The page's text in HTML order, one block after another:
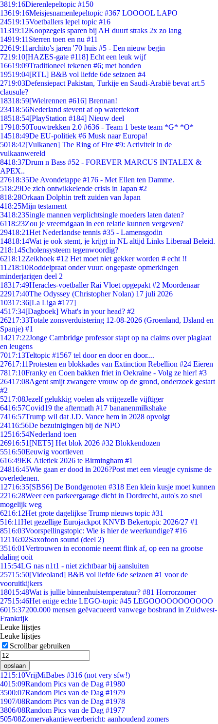
3819:16Dierenlepeltopic #150
13619:16Meisjesnamenlepeltopic #367 LOOOOL LAPO
24519:15Voetballers lepel topic #16
11319:12Koopzegels sparen bij AH duurt straks 2x zo lang
14919:11 Sterren toen en nu #11
22619:11archito's jaren '70 huis #5 - Een nieuw begin
7219:10[HAZES-gate #118] Echt een leuk wijf
16619:09Traditioneel tekenen #6; met honden
19519:04[RTL] B&B vol liefde 6de seizoen #4
2719:03Defensiepact Pakistan, Turkije en Saudi-Arabië bevat art.5
clausule?
18318:59[Wielrennen #616] Brennan!
23418:56Nederland stevent af op watertekort
18518:54[PlayStation #184] Nieuw deel
17918:50Touwtrekken 2.0 #636 - Team 1 beste team *G* *O*
14518:49De EU-politiek #6 Musk naar Europa!
5018:42[Vulkanen] The Ring of Fire #9: Activiteit in de
vulkaanwereld
8418:37Drum n Bass #52 - FOREVER MARCUS INTALEX &
APEX..
27618:35De Avondetappe #176 - Met Ellen ten Damme.
518:29De zich ontwikkelende crisis in Japan #2
818:28Orkaan Dolphin treft zuiden van Japan
418:25Mijn testament
3418:23Single mannen verplichtsingle moeders laten daten?
6118:23Zou je vreemdgaan in een relatie kunnen vergeven?
29418:21Het Nederlandse tennis #35 - Lamensgodin
14818:14Wat je ook stemt, je krijgt in NL altijd Links Liberaal Beleid.
218:14Scholensysteem tegenwoordig?
6218:12Zeikhoek #12 Het moet niet gekker worden # echt !!
11218:10Roddelpraat onder vuur: ongepaste opmerkingen
minderjarigen deel 2
18317:49Heracles-voetballer Rai Vloet opgepakt #2 Moordenaar
22917:40The Odyssey (Christopher Nolan) 17 juli 2026
10317:36[La Liga #177]
4517:34[Dagboek] What's in your head? #2
26217:33Totale zonsverduistering 12-08-2026 (Groenland, IJsland en
Spanje) #1
14217:22Jonge Cambridge professor stapt op na claims over plagiaat
en leugens
7017:13Teltopic #1567 tel door en door en door....
27617:11Protesten en blokkades van Extinction Rebellion #24 Eieren
7817:10Franky en Coen bakken friet in Oekraïne - Volg ze hier! #3
26417:08Agent smijt zwangere vrouw op de grond, onderzoek gestart
#2
5217:08Jezelf gelukkig voelen als vrijgezelle vijftiger
6416:57Covid19 the aftermath #17 bananenmilkshake
7416:57Trump wil dat J.D. Vance hem in 2028 opvolgt
24116:56De bezuinigingen bij de NPO
12516:54Nederland toen
26916:51 [NET5] Het blok 2026 #32 Blokkendozen
5516:50Eeuwig voortleven
616:49EK Atletiek 2026 te Birmingham #1
24816:45Wie gaan er dood in 2026?Post met een vleugje cynisme de
overledenen.
12716:35[SBS6] De Bondgenoten #318 Een klein kusje moet kunnen
2216:28Weer een parkeergarage dicht in Dordrecht, auto's zo snel
mogelijk weg
6216:12Het grote dagelijkse Trump nieuws topic #31
516:11Het gezellige Eurojackpot KNVB Bekertopic 2026/27 #1
8516:03Voorspellingstopic: Wie is hier de weerkundige? #16
12116:02Saxofoon sound (deel 2)
3516:01Vertrouwen in economie neemt flink af, op een na grootse
daling ooit
115:54LG nas n1t1 - niet zichtbaar bij aansluiten
25715:50[Videoland] B&B vol liefde 6de seizoen #1 voor de
vooruitkijkers
18015:48Wat is jullie binnenhuistemperatuur? #81 Horrorzomer
27515:46Het enige echte LEGO-topic #45 LEGOOOOOOOOOOO
6015:37200.000 mensen geëvacueerd vanwege bosbrand in Zuidwest-
Frankrijk
Leuke lijstjes
Leuke lijstjes
Scrollbar gebruiken
opslaan
1215:10VrijMiBabes #316 (not very sfw!)
4015:09Random Pics van de Dag #1980
3500:07Random Pics van de Dag #1979
1907/08Random Pics van de Dag #1978
3806/08Random Pics van de Dag #1977
505/08Zomervakantieweerbericht: aanhoudend zomers